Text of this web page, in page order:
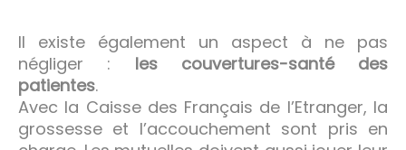
Il existe également un aspect à ne pas
négliger : les couvertures-santé des
patientes.
Avec la Caisse des Français de l’Etranger, la
grossesse et l’accouchement sont pris en